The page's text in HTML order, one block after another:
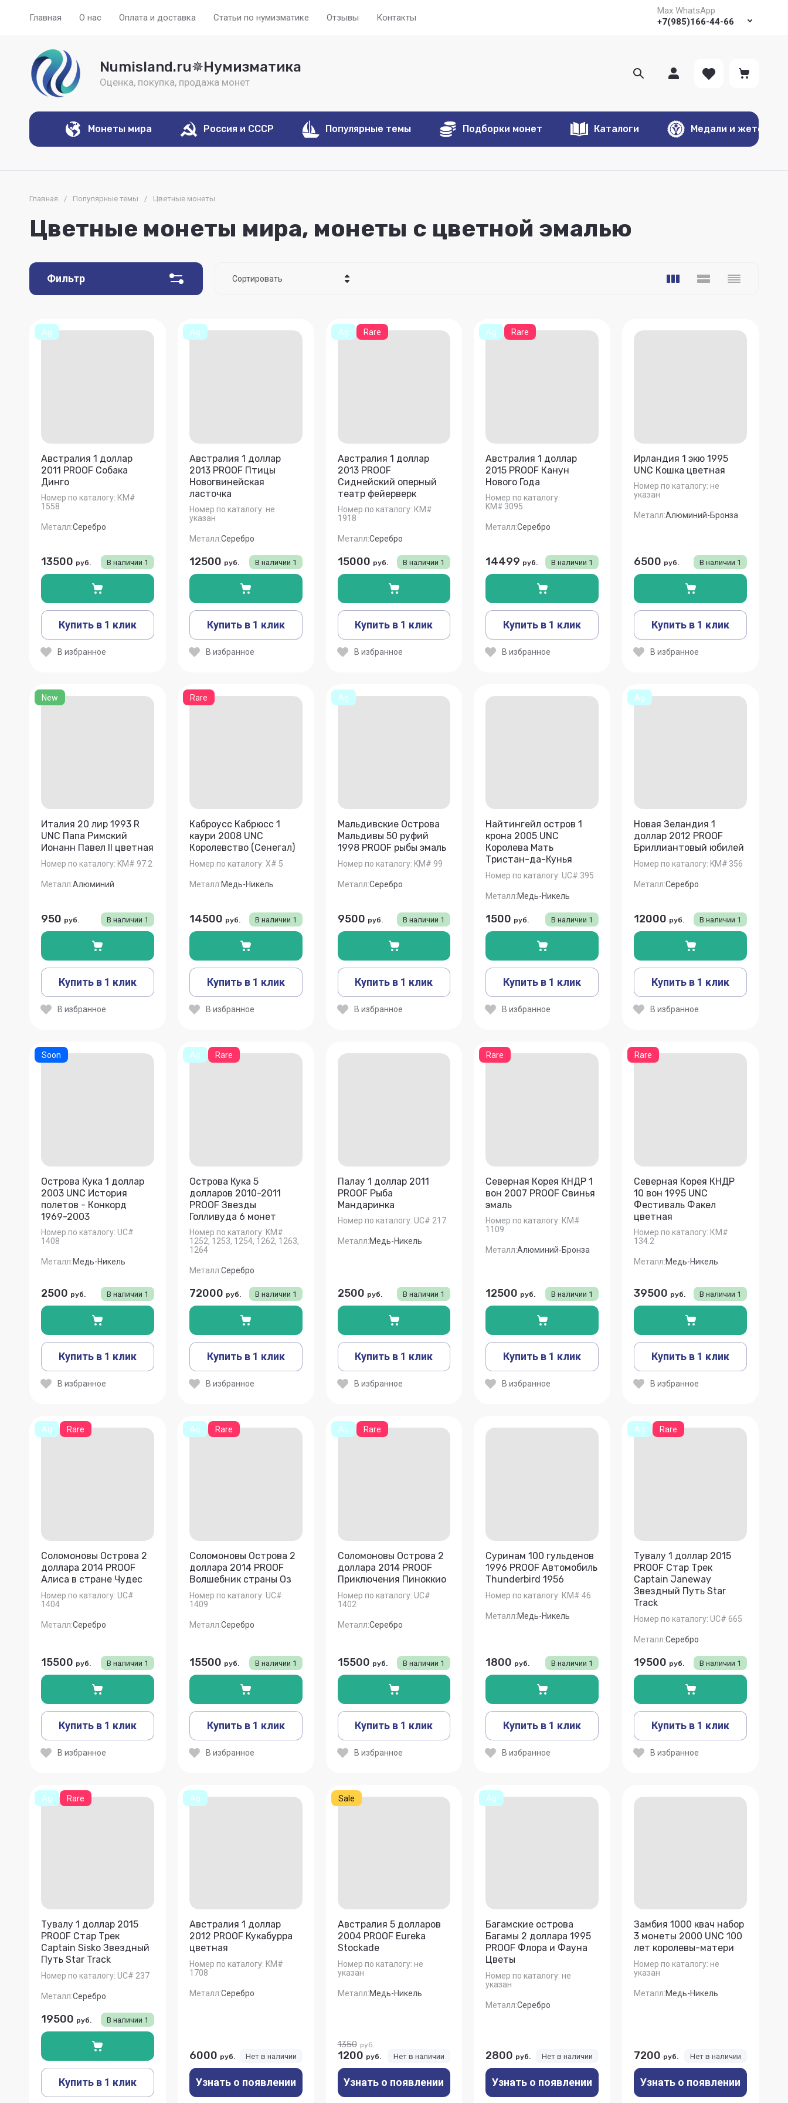
Главная О нас Оплата и доставка Статьи по нумизматике Отзывы Контакты
Max WhatsApp
+7(985)166-44-66
Numisland.ru✵Нумизматика
Оценка, покупка, продажа монет
Монеты мира Россия и СССР Популярные темы Подборки монет Каталоги Медали и жетоны
Главная / Популярные темы / Цветные монеты
Цветные монеты мира, монеты с цветной эмалью
Фильтр Сортировать
Ag
Австралия 1 доллар
2011 PROOF Собака
Динго
Номер по каталогу: КМ#
1558
Металл:Серебро
В наличии 1
13500 руб.
Купить в 1 клик
В избранное
Ag
Австралия 1 доллар
2013 PROOF Птицы
Новогвинейская
ласточка
Номер по каталогу: не
указан
Металл:Серебро
В наличии 1
12500 руб.
Купить в 1 клик
В избранное
Ag Rare
Австралия 1 доллар
2013 PROOF
Сиднейский оперный
театр фейерверк
Номер по каталогу: КМ#
1918
Металл:Серебро
В наличии 1
15000 руб.
Купить в 1 клик
В избранное
Ag Rare
Австралия 1 доллар
2015 PROOF Канун
Нового Года
Номер по каталогу:
KM# 3095
Металл:Серебро
В наличии 1
14499 руб.
Купить в 1 клик
В избранное
Ирландия 1 экю 1995
UNC Кошка цветная
Номер по каталогу: не
указан
Металл:Алюминий-Бронза
В наличии 1
6500 руб.
Купить в 1 клик
В избранное
New
Италия 20 лир 1993 R
UNC Папа Римский
Ионанн Павел II цветная
Номер по каталогу: KM# 97.2
Металл:Алюминий
В наличии 1
950 руб.
Купить в 1 клик
В избранное
Rare
Каброусс Кабрюсс 1
каури 2008 UNC
Королевство (Сенегал)
Номер по каталогу: X# 5
Металл:Медь-Никель
В наличии 1
14500 руб.
Купить в 1 клик
В избранное
Ag
Мальдивские Острова
Мальдивы 50 руфий
1998 PROOF рыбы эмаль
Номер по каталогу: KM# 99
Металл:Серебро
В наличии 1
9500 руб.
Купить в 1 клик
В избранное
Найтингейл остров 1
крона 2005 UNC
Королева Мать
Тристан-да-Кунья
Номер по каталогу: UC# 395
Металл:Медь-Никель
В наличии 1
1500 руб.
Купить в 1 клик
В избранное
Ag
Новая Зеландия 1
доллар 2012 PROOF
Бриллиантовый юбилей
Номер по каталогу: KM# 356
Металл:Серебро
В наличии 1
12000 руб.
Купить в 1 клик
В избранное
Soon
Острова Кука 1 доллар
2003 UNC История
полетов - Конкорд
1969-2003
Номер по каталогу: UC#
1408
Металл:Медь-Никель
В наличии 1
2500 руб.
Купить в 1 клик
В избранное
Ag Rare
Острова Кука 5
долларов 2010-2011
PROOF Звезды
Голливуда 6 монет
Номер по каталогу: KM#
1252, 1253, 1254, 1262, 1263,
1264
Металл:Серебро
В наличии 1
72000 руб.
Купить в 1 клик
В избранное
Палау 1 доллар 2011
PROOF Рыба
Мандаринка
Номер по каталогу: UC# 217
Металл:Медь-Никель
В наличии 1
2500 руб.
Купить в 1 клик
В избранное
Rare
Северная Корея КНДР 1
вон 2007 PROOF Свинья
эмаль
Номер по каталогу: КМ#
1109
Металл:Алюминий-Бронза
В наличии 1
12500 руб.
Купить в 1 клик
В избранное
Rare
Северная Корея КНДР
10 вон 1995 UNC
Фестиваль Факел
цветная
Номер по каталогу: КМ#
134.2
Металл:Медь-Никель
В наличии 1
39500 руб.
Купить в 1 клик
В избранное
Ag Rare
Соломоновы Острова 2
доллара 2014 PROOF
Алиса в стране Чудес
Номер по каталогу: UC#
1404
Металл:Серебро
В наличии 1
15500 руб.
Купить в 1 клик
В избранное
Ag Rare
Соломоновы Острова 2
доллара 2014 PROOF
Волшебник страны Оз
Номер по каталогу: UC#
1409
Металл:Серебро
В наличии 1
15500 руб.
Купить в 1 клик
В избранное
Ag Rare
Соломоновы Острова 2
доллара 2014 PROOF
Приключения Пиноккио
Номер по каталогу: UC#
1402
Металл:Серебро
В наличии 1
15500 руб.
Купить в 1 клик
В избранное
Суринам 100 гульденов
1996 PROOF Автомобиль
Thunderbird 1956
Номер по каталогу: КМ# 46
Металл:Медь-Никель
В наличии 1
1800 руб.
Купить в 1 клик
В избранное
Ag Rare
Тувалу 1 доллар 2015
PROOF Стар Трек
Captain Janeway
Звездный Путь Star
Track
Номер по каталогу: UC# 665
Металл:Серебро
В наличии 1
19500 руб.
Купить в 1 клик
В избранное
Ag Rare
Тувалу 1 доллар 2015
PROOF Стар Трек
Captain Sisko Звездный
Путь Star Track
Номер по каталогу: UC# 237
Металл:Серебро
В наличии 1
19500 руб.
Купить в 1 клик
Ag
Австралия 1 доллар
2012 PROOF Кукабурра
цветная
Номер по каталогу: KM#
1708
Металл:Серебро
Нет в наличии
6000 руб.
Узнать о появлении
Sale
Австралия 5 долларов
2004 PROOF Eureka
Stockade
Номер по каталогу: не
указан
Металл:Медь-Никель
Нет в наличии
1350 руб.
1200 руб.
Узнать о появлении
Ag
Багамские острова
Багамы 2 доллара 1995
PROOF Флора и Фауна
Цветы
Номер по каталогу: не
указан
Металл:Серебро
Нет в наличии
2800 руб.
Узнать о появлении
Замбия 1000 квач набор
3 монеты 2000 UNC 100
лет королевы-матери
Номер по каталогу: не
указан
Металл:Медь-Никель
Нет в наличии
7200 руб.
Узнать о появлении